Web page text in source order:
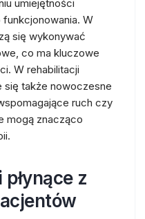
umiejętności
W
się wykonywać
co ma kluczowe
W rehabilitacji
się także nowoczesne
ruch czy
mogą znacząco
z